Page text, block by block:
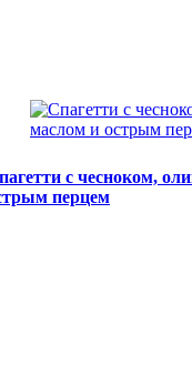
с чесноком,
перцем